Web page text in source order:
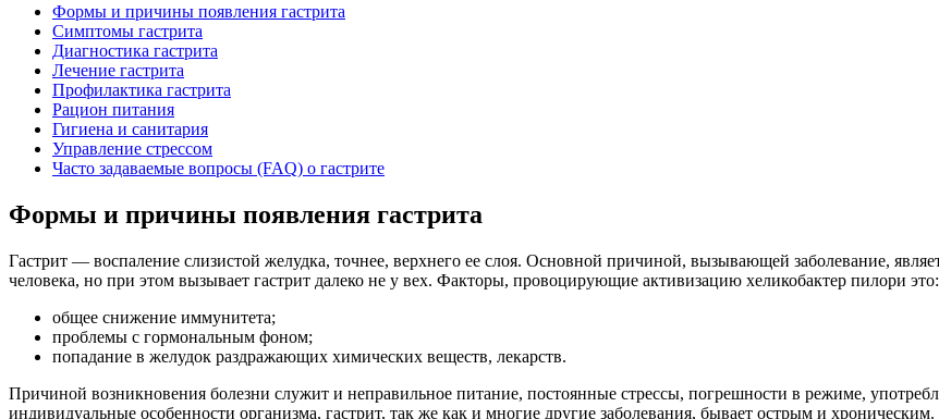
Формы и причины появления гастрита
Симптомы гастрита
Диагностика гастрита
Лечение гастрита
Профилактика гастрита
Рацион питания
Гигиена и санитария
Управление стрессом
Часто задаваемые вопросы (FAQ) о гастрите
Формы и причины появления гастрита
Гастрит — воспаление слизистой желудка, точнее, верхнего ее слоя. Основной причиной, вызывающей заболевание,
человека, но при этом вызывает гастрит далеко не у вех. Факторы, провоцирующие активизацию хеликобактер пилори это:
общее снижение иммунитета;
проблемы с гормональным фоном;
попадание в желудок раздражающих химических веществ, лекарств.
Причиной возникновения болезни служит и неправильное питание, постоянные стрессы, погрешности в режиме,
индивидуальные особенности организма, гастрит, так же как и многие другие заболевания, бывает острым и хроническим.